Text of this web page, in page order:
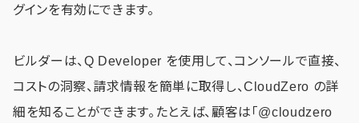
グインを有効にできます。
ビルダーは、Q Developer を使用して、コンソールで直接、
コストの洞察、請求情報を簡単に取得し、CloudZero の詳
細を知ることができます。たとえば、顧客は「@cloudzero